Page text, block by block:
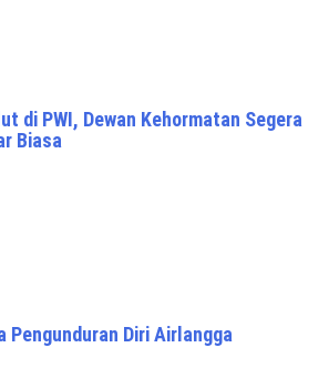
di PWI, Dewan Kehormatan Segera
Biasa
Pengunduran Diri Airlangga